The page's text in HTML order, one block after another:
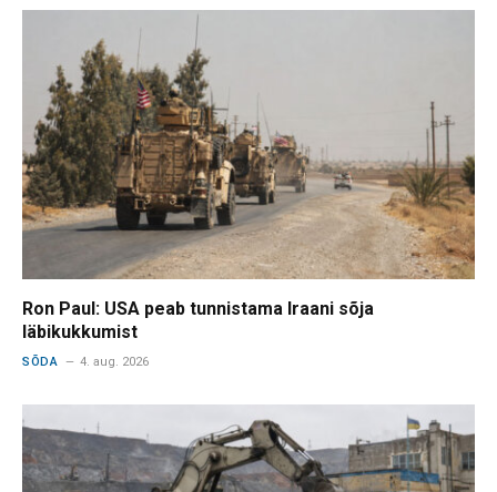
Ron Paul: USA peab tunnistama Iraani sõja
läbikukkumist
SÕDA 4. aug. 2026